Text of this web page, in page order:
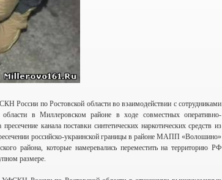
России по Ростовской области во взаимодействии с сотрудниками
в Миллеровском районе в ходе совместных оперативно-
канала поставки синтетических наркотических средств из
российско-украинской границы в районе МАПП «Волошино»
района, которые намеревались переместить на территорию РФ
размере.